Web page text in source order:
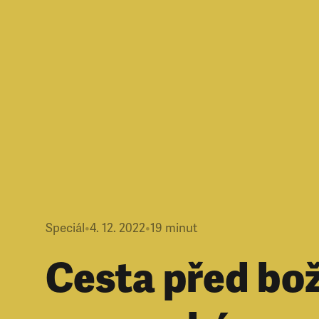
Speciál •4. 12. 2022•19 minut
Cesta před